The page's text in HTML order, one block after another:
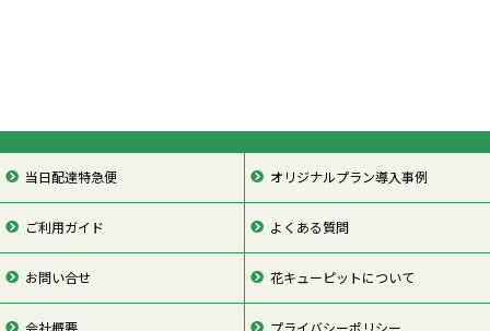
当日配達特急便 オリジナルプラン導入事例
ご利用ガイド よくある質問
お問い合せ 花キューピットについて